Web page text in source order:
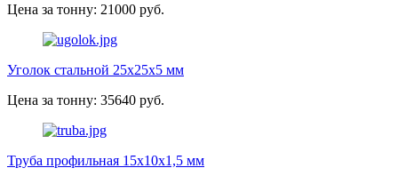
Цена за тонну: 21000 руб.
Уголок стальной 25х25х5 мм
Цена за тонну: 35640 руб.
Труба профильная 15х10х1,5 мм